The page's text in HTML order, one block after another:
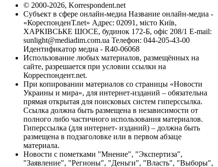
© 2000-2026, Korrespondent.net
Субъект в сфере онлайн-медиа Название онлайн-медиа -
«КореспонденТ.net» Адрес: 02091, місто Київ,
ХАРКІВСЬКЕ ШОСЕ, будинок 172-Б, офіс 208/1 E-mail:
sunlight@mediadim.com.ua Телефон: 044-205-43-00
Идентификатор медиа - R40-06068
Использование любых материалов, размещённых на
сайте, разрешается при условии ссылки на
Корреспондент.net.
При копировании материалов со страницы «Новости
Украины и мира», для интернет-изданий – обязательна
прямая открытая для поисковых систем гиперссылка.
Ссылка должна быть размещена в независимости от
полного либо частичного использования материалов.
Гиперссылка (для интернет- изданий) – должна быть
размещена в подзаголовке или в первом абзаце
материала.
Новости с пометками "Мнение", "Экспертиза",
"Заявление", "Регионы", "Деньги", "Власть", "Выборы",